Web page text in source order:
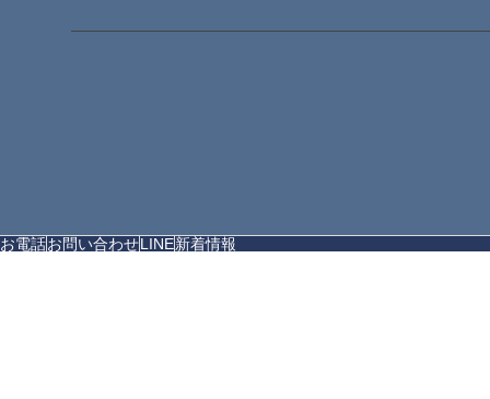
お電話お問い合わせLINE新着情報